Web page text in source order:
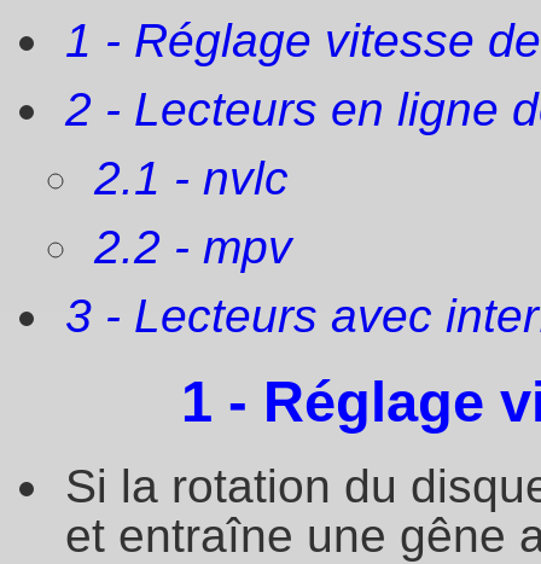
1 - Réglage vitesse
2 - Lecteurs en ligne
2.1 - nvlc
2.2 - mpv
3 - Lecteurs avec
1 - Réglage
Si la rotation du
et entraîne une gêne